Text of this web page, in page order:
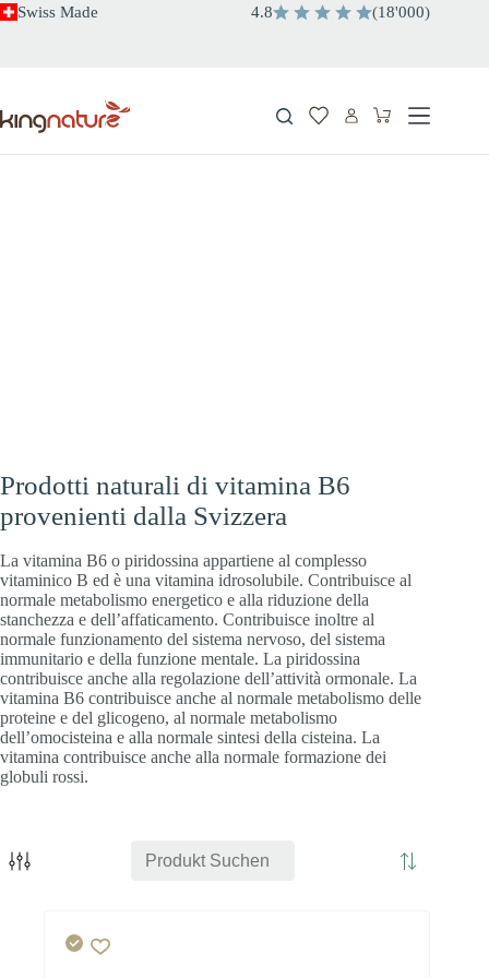
SaltaSwiss Made 4.8 (18'000)
Carrello
Prodotti naturali di vitamina B6
provenienti dalla Svizzera
La vitamina B6 o piridossina appartiene al complesso
vitaminico B ed è una vitamina idrosolubile. Contribuisce al
normale metabolismo energetico e alla riduzione della
stanchezza e dell’affaticamento. Contribuisce inoltre al
normale funzionamento del sistema nervoso, del sistema
immunitario e della funzione mentale. La piridossina
contribuisce anche alla regolazione dell’attività ormonale. La
vitamina B6 contribuisce anche al normale metabolismo delle
proteine e del glicogeno, al normale metabolismo
dell’omocisteina e alla normale sintesi della cisteina. La
vitamina contribuisce anche alla normale formazione dei
globuli rossi.